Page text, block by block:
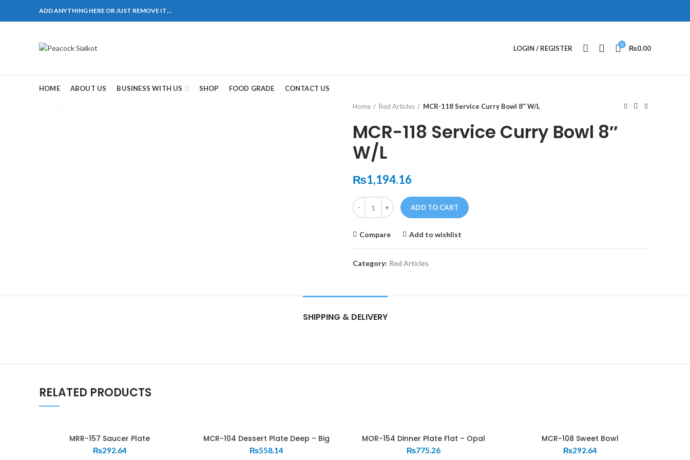
ADD ANYTHING HERE OR JUST REMOVE IT…
LOGIN / REGISTER 0 ₨0.00
HOME ABOUT US BUSINESS WITH US SHOP FOOD GRADE CONTACT US
Home
Red Articles MCR-118 Service Curry Bowl 8″ W/L
MCR-118 Service Curry Bowl 8″
W/L
₨1,194.16
Quantity
ADD TO CART
Compare Add to wishlist
Category: Red Articles
SHIPPING & DELIVERY
RELATED PRODUCTS
MRR-157 Saucer Plate
₨292.64
MCR-104 Dessert Plate Deep – Big
₨558.14
MOR-154 Dinner Plate Flat – Opal
₨775.26
MCR-108 Sweet Bowl
₨292.64
Pakistan. HM Comples, Shop# 2, New Airport Road, Gwadar.
這不是因為缺乏性生活，而是因為缺乏溝通，所以保持談話很重
可以很好的幫助你獲得一場高質量的夫妻生活。 犀利士 治療陽